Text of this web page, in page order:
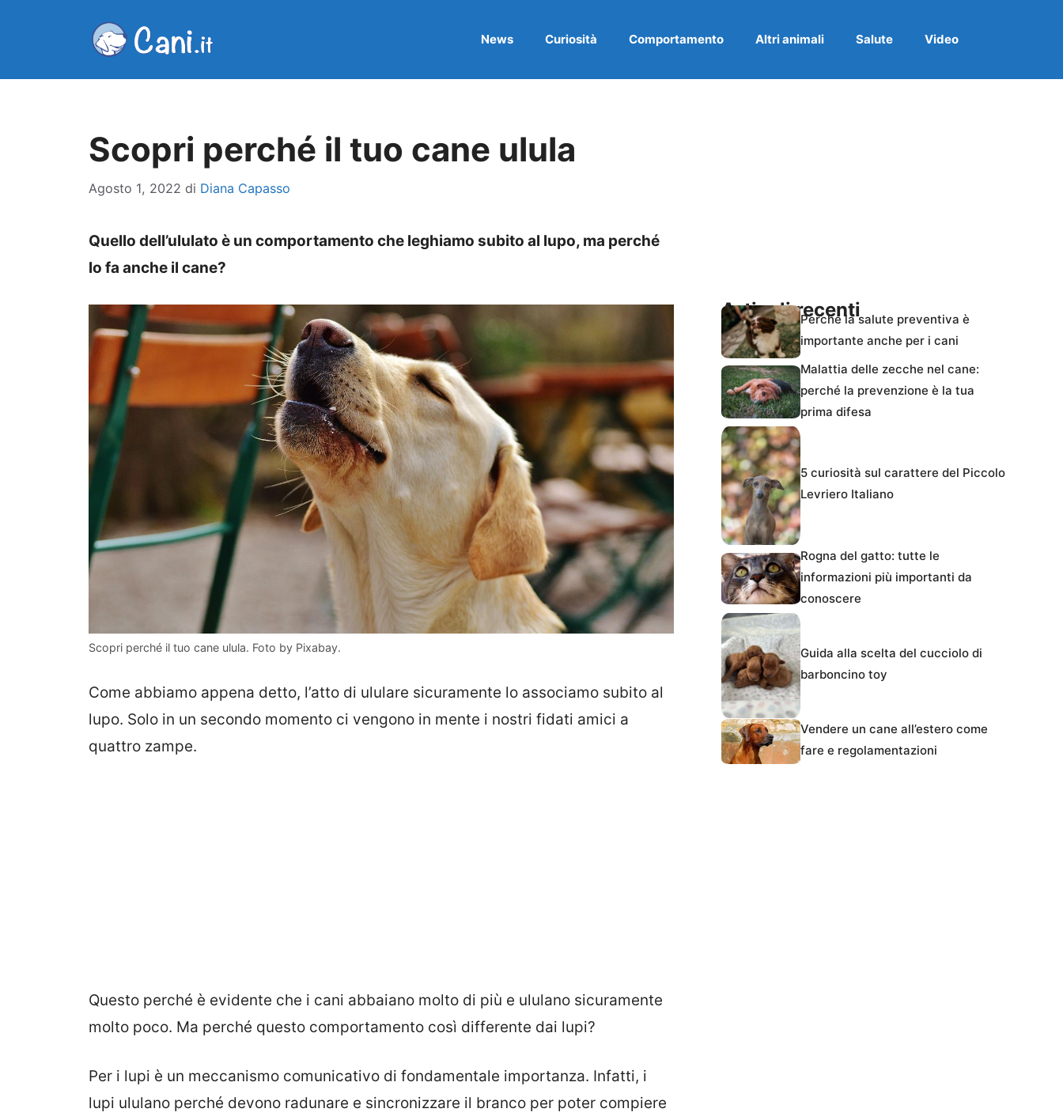
News Curiosità Comportamento Altri animali Salute Video
Scopri perché il tuo cane ulula
Agosto 1, 2022 di Diana Capasso
Quello dell’ululato è un comportamento che leghiamo subito al lupo, ma perché
lo fa anche il cane?
Scopri perché il tuo cane ulula. Foto by Pixabay.
Come abbiamo appena detto, l’atto di ululare sicuramente lo associamo subito al
lupo. Solo in un secondo momento ci vengono in mente i nostri fidati amici a
quattro zampe.
Questo perché è evidente che i cani abbaiano molto di più e ululano sicuramente
molto poco. Ma perché questo comportamento così differente dai lupi?
Per i lupi è un meccanismo comunicativo di fondamentale importanza. Infatti, i
lupi ululano perché devono radunare e sincronizzare il branco per poter compiere
Articoli recentiPerché la salute preventiva è
importante anche per i cani
Malattia delle zecche nel cane:
perché la prevenzione è la tua
prima difesa
5 curiosità sul carattere del Piccolo
Levriero Italiano
Rogna del gatto: tutte le
informazioni più importanti da
conoscere
Guida alla scelta del cucciolo di
barboncino toy
Vendere un cane all’estero come
fare e regolamentazioni